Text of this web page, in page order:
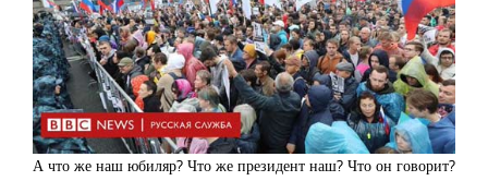
А что же наш юбиляр? Что же президент наш? Что он говорит?